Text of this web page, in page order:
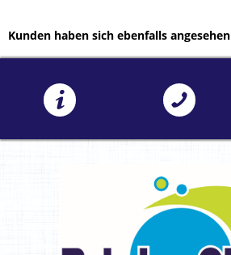
Kunden haben sich ebenfalls angesehen